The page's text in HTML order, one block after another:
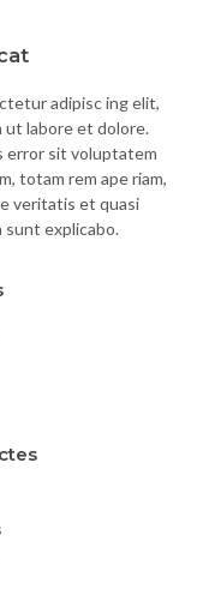
adipisc ing elit,
ut labore et dolore.
error sit voluptatem
totam rem ape riam,
veritatis et quasi
explicabo.